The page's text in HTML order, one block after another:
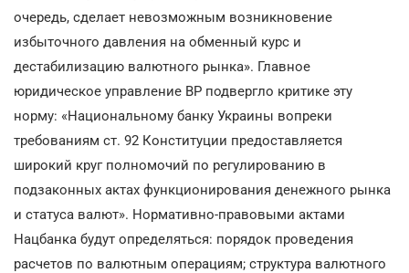
очередь, сделает невозможным возникновение
избыточного давления на обменный курс и
дестабилизацию валютного рынка». Главное
юридическое управление ВР подвергло критике эту
норму: «Национальному банку Украины вопреки
требованиям ст. 92 Конституции предоставляется
широкий круг полномочий по регулированию в
подзаконных актах функционирования денежного рынка
и статуса валют». Нормативно-правовыми актами
Нацбанка будут определяться: порядок проведения
расчетов по валютным операциям; структура валютного